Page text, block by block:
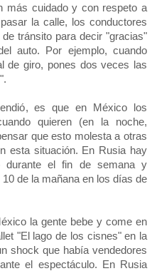
más cuidado y con respeto a
la calle, los conductores
tránsito para decir "gracias"
auto. Por ejemplo, cuando
de giro, pones dos veces las
es que en México los
quieren (en la noche,
que esto molesta a otras
esta situación. En Rusia hay
durante el fin de semana y
de la mañana en los días de
la gente bebe y come en
"El lago de los cisnes" en la
shock que había vendedores
el espectáculo. En Rusia